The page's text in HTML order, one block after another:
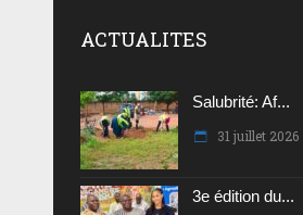
ACTUALITES
Salubrité: Af...
31 juillet 2026
3e édition du...